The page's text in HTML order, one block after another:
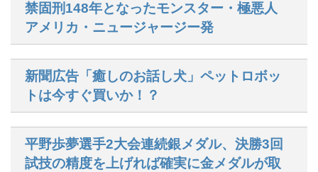
禁固刑148年となったモンスター・極悪人
アメリカ・ニュージャージー発
新聞広告「癒しのお話し犬」ペットロボッ
トは今すぐ買いか！？
平野歩夢選手2大会連続銀メダル、決勝3回
試技の精度を上げれば確実に金メダルが取